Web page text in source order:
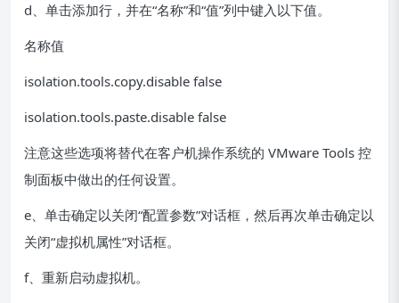
d、单击添加行，并在“名称”和“值”列中键入以下值。
名称值
isolation.tools.copy.disable false
isolation.tools.paste.disable false
注意这些选项将替代在客户机操作系统的 VMware Tools 控
制面板中做出的任何设置。
e、单击确定以关闭“配置参数”对话框，然后再次单击确定以
关闭“虚拟机属性”对话框。
f、重新启动虚拟机。